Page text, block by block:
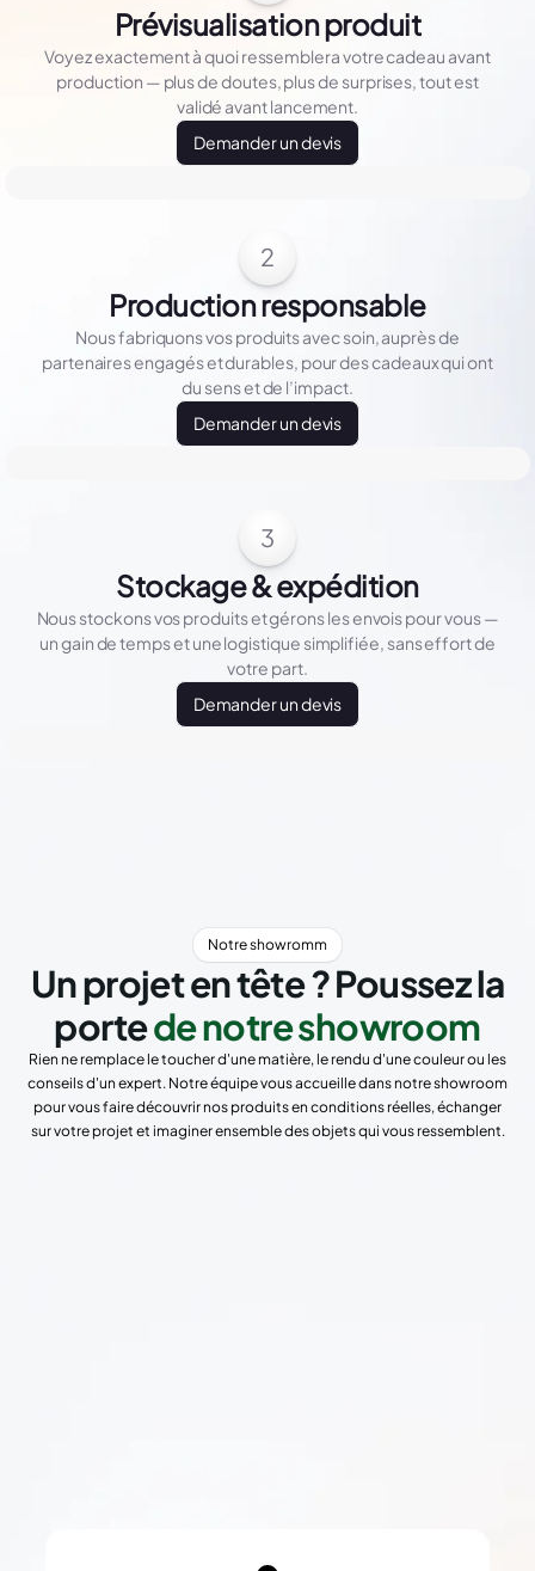
Prévisualisation produit
Voyez exactement à quoi ressemblera votre cadeau avant
production — plus de doutes, plus de surprises, tout est
validé avant lancement.
Demander un devis
2
Production responsable
Nous fabriquons vos produits avec soin, auprès de
partenaires engagés et durables, pour des cadeaux qui ont
du sens et de l’impact.
Demander un devis
3
Stockage & expédition
Nous stockons vos produits et gérons les envois pour vous —
un gain de temps et une logistique simplifiée, sans effort de
votre part.
Demander un devis
Notre showromm
Un projet en tête ? Poussez la
portede notre showroom
Rien ne remplace le toucher d'une matière, le rendu d'une couleur ou les
conseils d'un expert. Notre équipe vous accueille dans notre showroom
pour vous faire découvrir nos produits en conditions réelles, échanger
sur votre projet et imaginer ensemble des objets qui vous ressemblent.